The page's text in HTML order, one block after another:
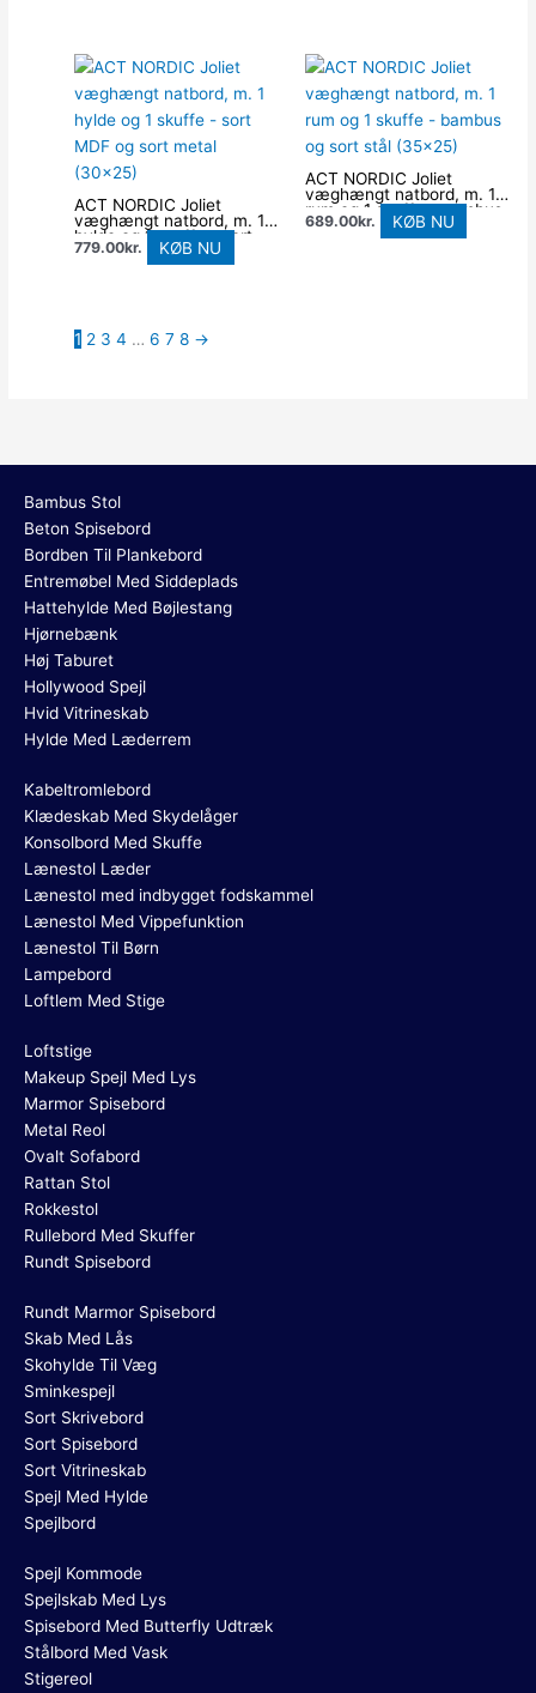
ACT NORDIC Joliet
væghængt natbord, m. 1
hylde og 1 skuffe – sort
MDF og sort metal
779.00kr. KØB NU
ACT NORDIC Joliet
væghængt natbord, m. 1
rum og 1 skuffe – bambus
og sort stål (35×25)
689.00kr. KØB NU
1 2 3 4 … 6 7 8 →
Bambus Stol
Beton Spisebord
Bordben Til Plankebord
Entremøbel Med Siddeplads
Hattehylde Med Bøjlestang
Hjørnebænk
Høj Taburet
Hollywood Spejl
Hvid Vitrineskab
Hylde Med Læderrem
Kabeltromlebord
Klædeskab Med Skydelåger
Konsolbord Med Skuffe
Lænestol Læder
Lænestol med indbygget fodskammel
Lænestol Med Vippefunktion
Lænestol Til Børn
Lampebord
Loftlem Med Stige
Loftstige
Makeup Spejl Med Lys
Marmor Spisebord
Metal Reol
Ovalt Sofabord
Rattan Stol
Rokkestol
Rullebord Med Skuffer
Rundt Spisebord
Rundt Marmor Spisebord
Skab Med Lås
Skohylde Til Væg
Sminkespejl
Sort Skrivebord
Sort Spisebord
Sort Vitrineskab
Spejl Med Hylde
Spejlbord
Spejl Kommode
Spejlskab Med Lys
Spisebord Med Butterfly Udtræk
Stålbord Med Vask
Stigereol